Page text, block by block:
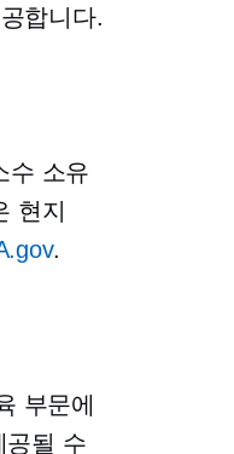
합니다.
수 소유
현지
.
부문에
공될 수